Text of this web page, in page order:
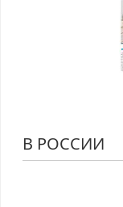
В РОССИИ